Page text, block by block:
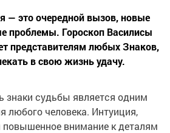
— это очередной вызов, новые
проблемы. Гороскоп Василисы
представителям любых Знаков,
в свою жизнь удачу.
знаки судьбы является одним
любого человека. Интуиция,
повышенное внимание к деталям